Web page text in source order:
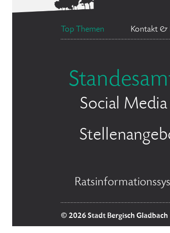
Top Themen Kontakt &
Social Media
© 2026 Stadt Bergisch Gladbach